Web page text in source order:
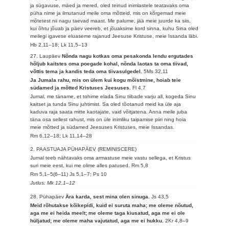
ja sügavuse, mäed ja mered, oled teinud inimlastele teatavaks oma
püha nime ja ilmutanud meile oma mõtteid, mis on kõrgemad meie
mõtetest nii nagu taevad maast. Me palume, jää meie juurde ka siis,
kui õhtu jõuab ja päev veereb, et jõuaksime kord sinna, kuhu Sina oled
meilegi igavese eluaseme rajanud Jeesuse Kristuse, meie Issanda läbi.
Hb 2,11–18; Lk 11,5–13
27. LaupäevNõnda nagu kotkas oma pesakonda lendu ergutades
hõljub kaitstes oma poegade kohal, nõnda laotas ta oma tiivad,
võttis tema ja kandis teda oma tiivasulgedel.5Ms 32,11
Ja Jumala rahu, mis on ülem kui kogu mõistmine, hoiab teie
südamed ja mõtted Kristuses Jeesuses.Fl 4,7
Jumal, me täname, et tohime elada Sinu tiibade varju all, kogeda Sinu
kaitset ja tunda Sinu juhtimist. Sa oled tõotanud meid ka üle aja
kaduva raja saata mitte kaotajate, vaid võitjatena. Anna meile juba
täna osa sellest rahust, mis on üle inimliku taipamise piiri ning hoia
meie mõtted ja südamed Jeesuses Kristuses, meie Issandas.
Rm 6,12–18; Lk 11,14–28
2. PAASTUAJA PÜHAPÄEV (REMINISCERE)
Jumal teeb nähtavaks oma armastuse meie vastu sellega, et Kristus
suri meie eest, kui me olime alles patused.Rm 5,8
Rm 5,1–5(6–11) Js 5,1–7; Ps 10
Jutlus: Mk 12,1–12
28. PühapäevÄra karda, sest mina olen sinuga.Js 43,5
Meid rõhutakse kõikepidi, kuid ei suruta maha; me oleme nõutud,
aga me ei heida meelt; me oleme taga kiusatud, aga me ei ole
hüljatud; me oleme maha vajutatud, aga me ei hukku.2Kr 4,8–9